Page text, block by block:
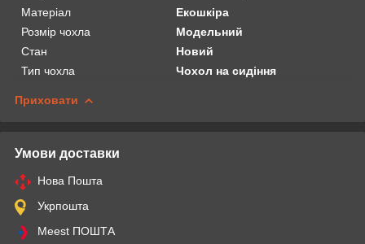
Матеріал
Екошкіра
Розмір чохла
Модельний
Стан
Новий
Тип чохла
Чохол на сидіння
Приховати
Умови доставки
Нова Пошта
Укрпошта
Meest ПОШТА